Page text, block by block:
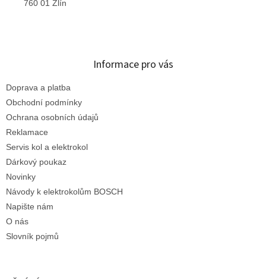
760 01 Zlín
Informace pro vás
Doprava a platba
Obchodní podmínky
Ochrana osobních údajů
Reklamace
Servis kol a elektrokol
Dárkový poukaz
Novinky
Návody k elektrokolům BOSCH
Napište nám
O nás
Slovník pojmů